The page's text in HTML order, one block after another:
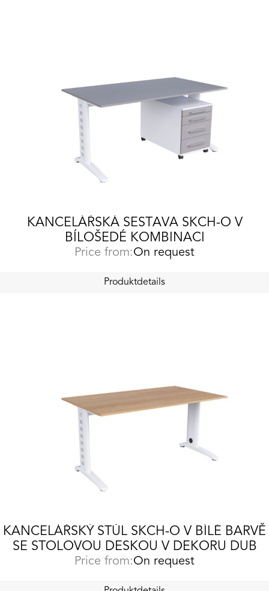
KANCELÁŘSKÁ SESTAVA SKCH-O V
BÍLOŠEDÉ KOMBINACI
Price from:On request
Produktdetails
KANCELÁŘSKÝ STŮL SKCH-O V BÍLÉ BARVĚ
SE STOLOVOU DESKOU V DEKORU DUB
Price from:On request